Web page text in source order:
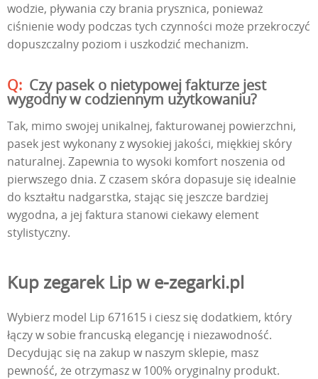
wodzie, pływania czy brania prysznica, ponieważ
ciśnienie wody podczas tych czynności może przekroczyć
dopuszczalny poziom i uszkodzić mechanizm.
Czy pasek o nietypowej fakturze jest
wygodny w codziennym użytkowaniu?
Tak, mimo swojej unikalnej, fakturowanej powierzchni,
pasek jest wykonany z wysokiej jakości, miękkiej skóry
naturalnej. Zapewnia to wysoki komfort noszenia od
pierwszego dnia. Z czasem skóra dopasuje się idealnie
do kształtu nadgarstka, stając się jeszcze bardziej
wygodna, a jej faktura stanowi ciekawy element
stylistyczny.
Kup zegarek Lip w e-zegarki.pl
Wybierz model Lip 671615 i ciesz się dodatkiem, który
łączy w sobie francuską elegancję i niezawodność.
Decydując się na zakup w naszym sklepie, masz
pewność, że otrzymasz w 100% oryginalny produkt.